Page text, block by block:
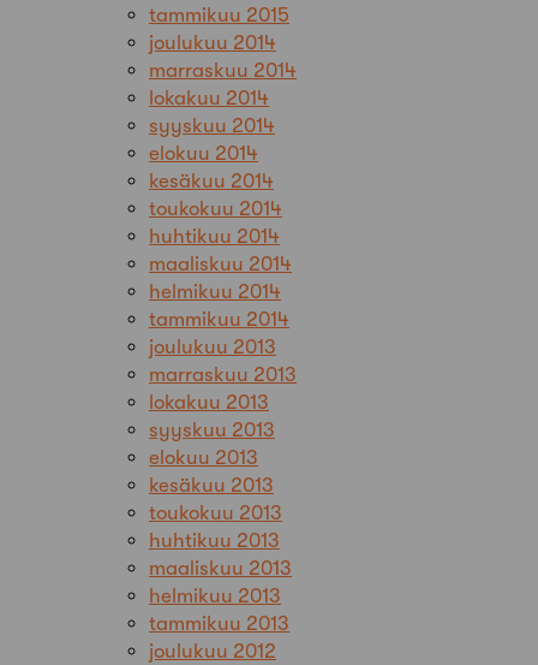
tammikuu 2015
joulukuu 2014
marraskuu 2014
lokakuu 2014
syyskuu 2014
elokuu 2014
kesäkuu 2014
toukokuu 2014
huhtikuu 2014
maaliskuu 2014
helmikuu 2014
tammikuu 2014
joulukuu 2013
marraskuu 2013
lokakuu 2013
syyskuu 2013
elokuu 2013
kesäkuu 2013
toukokuu 2013
huhtikuu 2013
maaliskuu 2013
helmikuu 2013
tammikuu 2013
joulukuu 2012